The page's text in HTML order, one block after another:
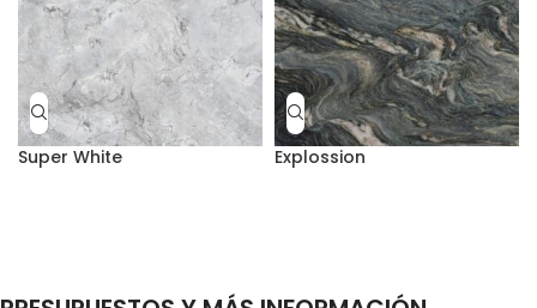
Super White Explossion